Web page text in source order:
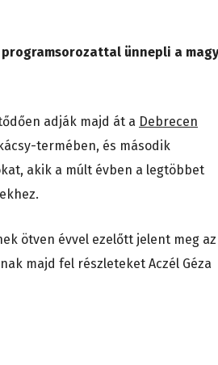
programsorozattal ünnepli a
adják majd át a Debrecen
termében, és második
akik a múlt évben a legtöbbet
ötven évvel ezelőtt jelent meg az
majd fel részleteket Aczél Géza